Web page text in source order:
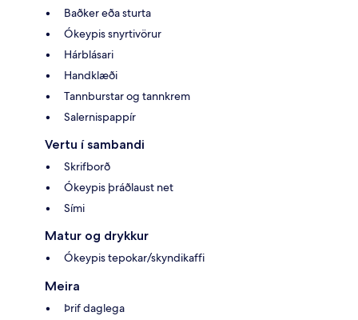
Baðker eða sturta
Ókeypis snyrtivörur
Hárblásari
Handklæði
Tannburstar og tannkrem
Salernispappír
Vertu í sambandi
Skrifborð
Ókeypis þráðlaust net
Sími
Matur og drykkur
Ókeypis tepokar/skyndikaffi
Meira
Þrif daglega